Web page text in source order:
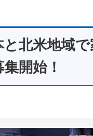
北米地域で
開始！